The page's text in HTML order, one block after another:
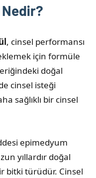
Nedir?
, cinsel performansı
için formüle
doğal
cinsel isteği
sağlıklı bir cinsel
epimedyum
yıllardır doğal
bitki türüdür. Cinsel